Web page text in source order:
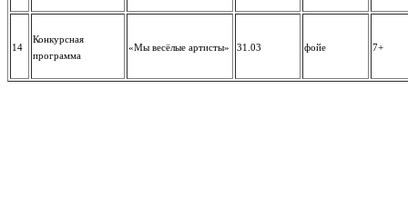
14
Конкурсная
программа
«Мы весёлые артисты» 31.03 фойе 7+